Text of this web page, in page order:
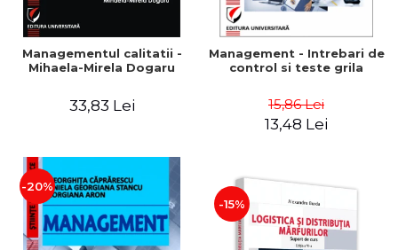
Managementul calitatii -
Mihaela-Mirela Dogaru
33,83 Lei
Management - Intrebari de
control si teste grila
15,86 Lei
13,48 Lei
-20%
-15%